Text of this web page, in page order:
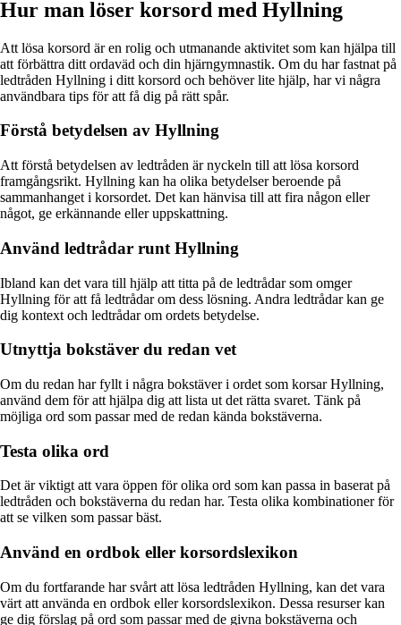
Hur man löser korsord med Hyllning
Att lösa korsord är en rolig och utmanande aktivitet som kan hjälpa till
att förbättra ditt ordaväd och din hjärngymnastik. Om du har fastnat på
ledtråden Hyllning i ditt korsord och behöver lite hjälp, har vi några
användbara tips för att få dig på rätt spår.
Förstå betydelsen av Hyllning
Att förstå betydelsen av ledtråden är nyckeln till att lösa korsord
framgångsrikt. Hyllning kan ha olika betydelser beroende på
sammanhanget i korsordet. Det kan hänvisa till att fira någon eller
något, ge erkännande eller uppskattning.
Använd ledtrådar runt Hyllning
Ibland kan det vara till hjälp att titta på de ledtrådar som omger
Hyllning för att få ledtrådar om dess lösning. Andra ledtrådar kan ge
dig kontext och ledtrådar om ordets betydelse.
Utnyttja bokstäver du redan vet
Om du redan har fyllt i några bokstäver i ordet som korsar Hyllning,
använd dem för att hjälpa dig att lista ut det rätta svaret. Tänk på
möjliga ord som passar med de redan kända bokstäverna.
Testa olika ord
Det är viktigt att vara öppen för olika ord som kan passa in baserat på
ledtråden och bokstäverna du redan har. Testa olika kombinationer för
att se vilken som passar bäst.
Använd en ordbok eller korsordslexikon
Om du fortfarande har svårt att lösa ledtråden Hyllning, kan det vara
värt att använda en ordbok eller korsordslexikon. Dessa resurser kan
ge dig förslag på ord som passar med de givna bokstäverna och